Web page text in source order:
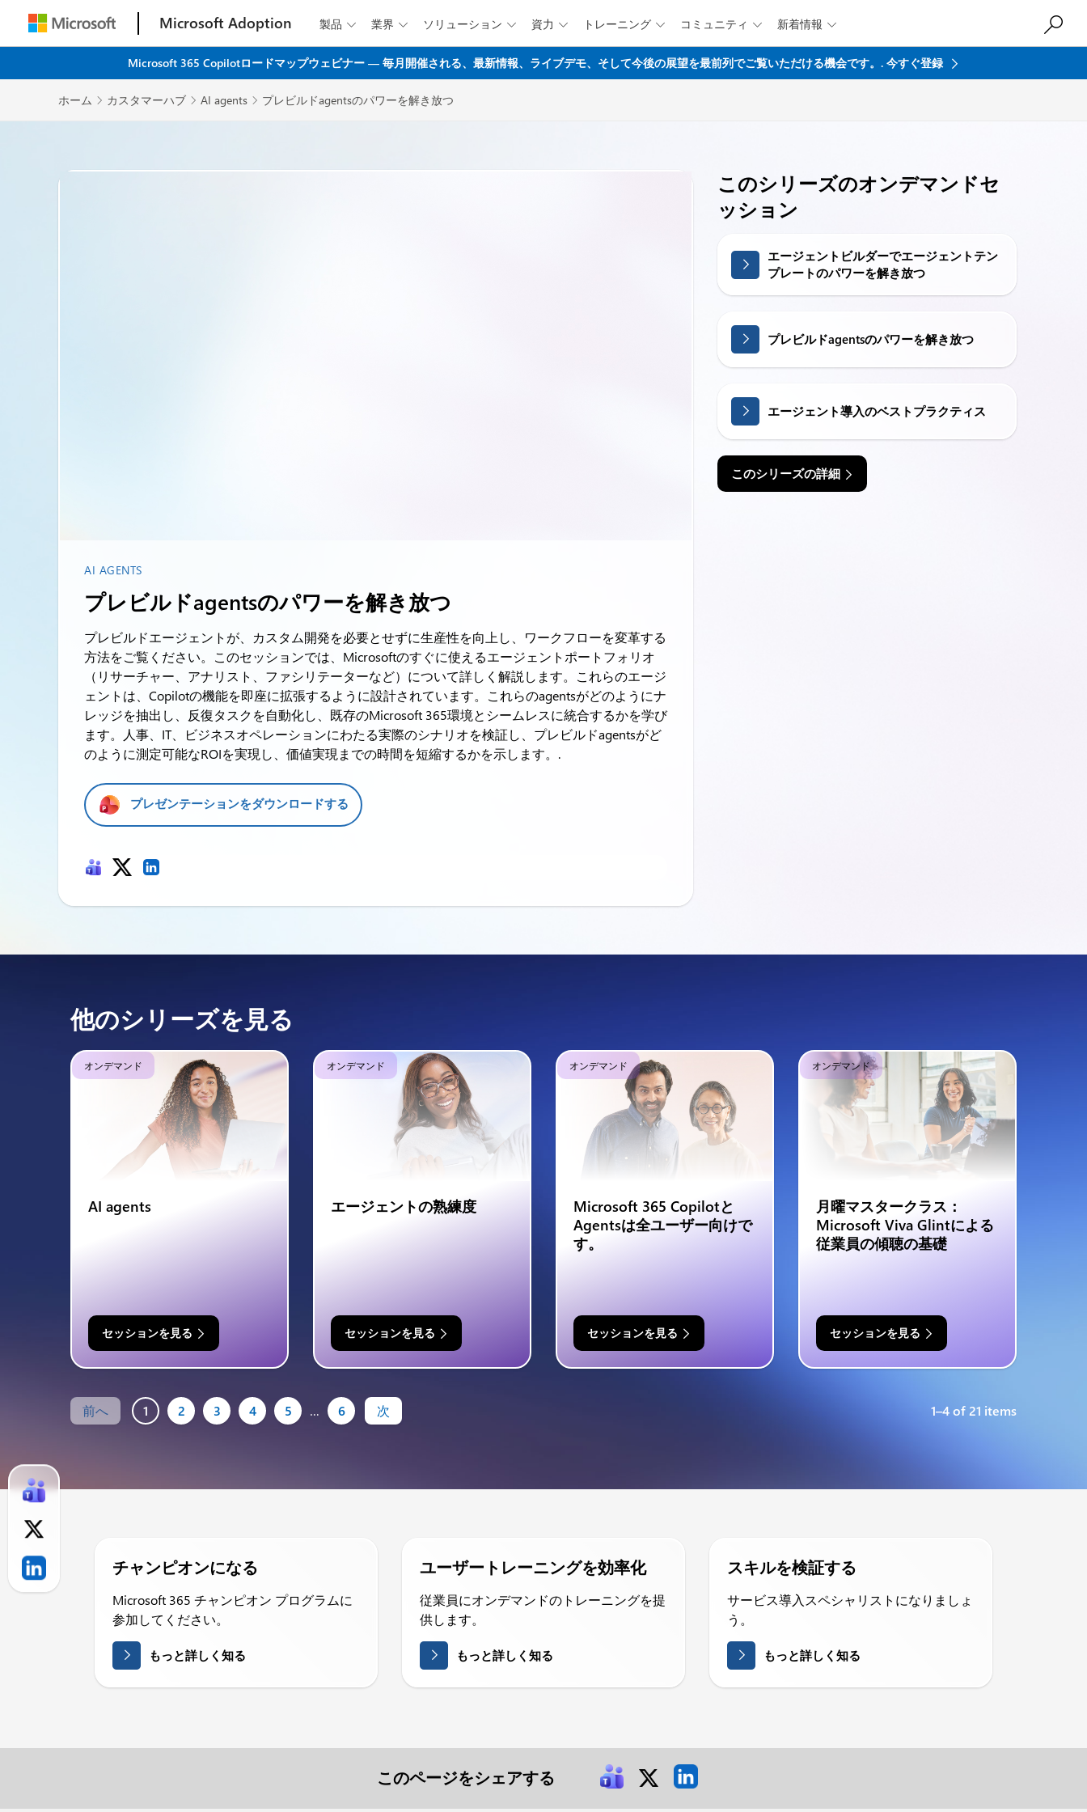
メインコンテンツにスキップ
Microsoft Adoption 製品  業界  ソリューション  資力  トレーニング  コミュニティ  新着情報 
Microsoft 365 Copilotロードマップウェビナー ― 毎月開催される、最新情報、ライブデモ、そして今後の展望を最前列でご覧いただける機会です。. 今すぐ登録
ホーム  カスタマーハブ  AI agents  プレビルドagentsのパワーを解き放つ
AI AGENTS
プレビルドagentsのパワーを解き放つ
プレビルドエージェントが、カスタム開発を必要とせずに生産性を向上し、ワークフローを変革する
方法をご覧ください。このセッションでは、Microsoftのすぐに使えるエージェントポートフォリオ
（リサーチャー、アナリスト、ファシリテーターなど）について詳しく解説します。これらのエージ
ェントは、Copilotの機能を即座に拡張するように設計されています。これらのagentsがどのようにナ
レッジを抽出し、反復タスクを自動化し、既存のMicrosoft 365環境とシームレスに統合するかを学び
ます。人事、IT、ビジネスオペレーションにわたる実際のシナリオを検証し、プレビルドagentsがど
のように測定可能なROIを実現し、価値実現までの時間を短縮するかを示します。.
プレゼンテーションをダウンロードする
このシリーズのオンデマンドセ
ッション
エージェントビルダーでエージェントテン
プレートのパワーを解き放つ
プレビルドagentsのパワーを解き放つ
エージェント導入のベストプラクティス
このシリーズの詳細
他のシリーズを見る
オンデマンド
AI agents
セッションを見る
オンデマンド
エージェントの熟練度
セッションを見る
オンデマンド
Microsoft 365 Copilotと
Agentsは全ユーザー向けで
す。
セッションを見る
オンデマンド
月曜マスタークラス：
Microsoft Viva Glintによる
従業員の傾聴の基礎
セッションを見る
前へ 1 2 3 4 5 … 6 次 1–4 of 21 items
チャンピオンになる
Microsoft 365 チャンピオン プログラムに
参加してください。
もっと詳しく知る
ユーザートレーニングを効率化
従業員にオンデマンドのトレーニングを提
供します。
もっと詳しく知る
スキルを検証する
サービス導入スペシャリストになりましょ
う。
もっと詳しく知る
このページをシェアする